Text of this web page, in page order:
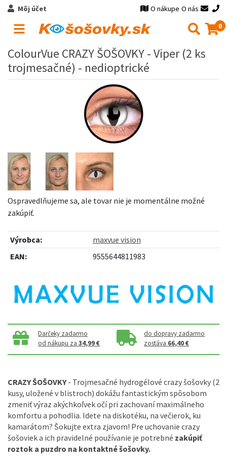
Môj účet O nákupe O nás
0
ColourVue CRAZY ŠOŠOVKY - Viper (2 ks
trojmesačné) - nedioptrické
Ospravedlňujeme sa, ale tovar nie je momentálne možné
zakúpiť.
Výrobca:
maxvue vision
EAN:
9555644811983
Darčeky zadarmo
od nákupu za34,99 €
do dopravy zadarmo
zostáva 66,40 €
CRAZY ŠOŠOVKY- Trojmesačné hydrogélové crazy šošovky (2
kusy, uložené v blistroch) dokážu fantastickým spôsobom
zmeniť výraz akýchkoľvek očí pri zachovaní maximálneho
komfortu a pohodlia. Idete na diskotéku, na večierok, ku
kamarátom? Šokujte extra zjavom! Pre uchovanie crazy
šošoviek a ich pravidelné používanie je potrebné zakúpiť
roztok a puzdro na kontaktné šošovky.